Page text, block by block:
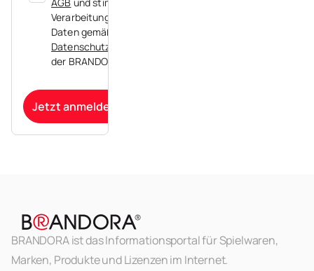
Verarbeitung meiner
Daten gemäß der
Datenschutzerklärung
der BRANDORA zu.
Jetzt anmelden
BRANDORA ist das Informationsportal für Spielwaren,
Marken, Produkte und Lizenzen im Internet.